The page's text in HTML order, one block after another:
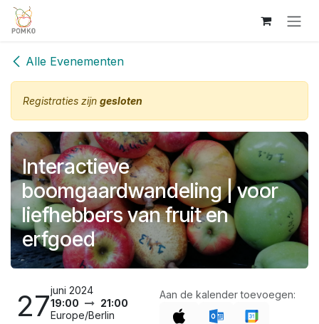
Overslaan naar inhoud
Alle Evenementen
Registraties zijn gesloten
Interactieve
boomgaardwandeling | voor
liefhebbers van fruit en
erfgoed
27juni 2024
19:00
21:00
Europe/Berlin
Aan de kalender toevoegen: